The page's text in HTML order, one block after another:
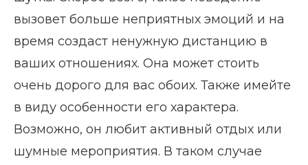
вызовет больше неприятных эмоций и на
время создаст ненужную дистанцию в
ваших отношениях. Она может стоить
очень дорого для вас обоих. Также имейте
в виду особенности его характера.
Возможно, он любит активный отдых или
шумные мероприятия. В таком случае